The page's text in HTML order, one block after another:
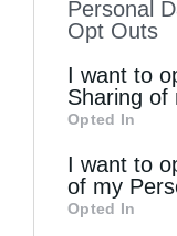
to your opt-
information
of
information
third parties
Downstream
Personal
Opt Outs
I want to
Sharing of
Opted In
I want to
of my
Opted In